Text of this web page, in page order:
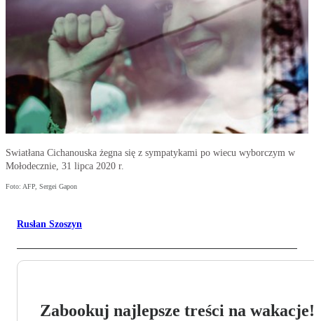
Swiatłana Cichanouska żegna się z sympatykami po wiecu wyborczym w
Mołodecznie, 31 lipca 2020 r.
Foto: AFP, Sergei Gapon
Rusłan Szoszyn
Zabookuj najlepsze treści na wakacje!